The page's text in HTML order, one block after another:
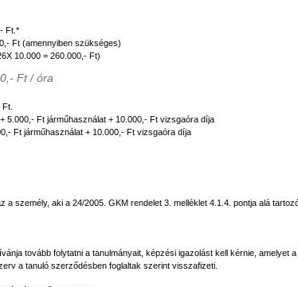
Ft.*
Ft (amennyiben szükséges)
10.000 = 260.000,- Ft)
Ft / óra
5.000,- Ft járműhasználat + 10.000,- Ft vizsgaóra díja
Ft járműhasználat + 10.000,- Ft vizsgaóra díja
a személy, aki a 24/2005. GKM rendelet 3. melléklet 4.1.4. pontja alá
tovább folytatni a tanulmányait, képzési igazolást kell kérnie,
a tanuló szerződésben foglaltak szerint visszafizeti.